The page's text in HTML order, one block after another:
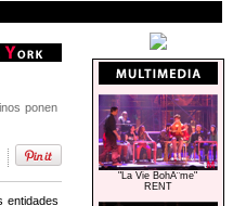
ponen
entidades
"La Vie BohÃ¨me"
RENT